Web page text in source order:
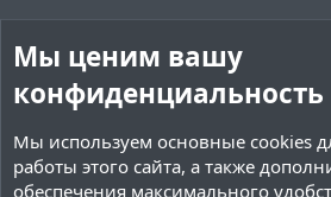
Мы ценим вашу
конфиденциальность
Мы используем основные cookies
работы этого сайта, а также
обеспечения максимального